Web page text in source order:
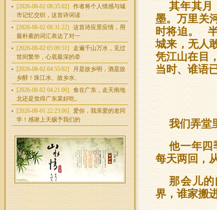
[2026-08-02 08:35:02]
作者将个人情感与城
市记忆交织，这首诗词读
[2026-08-02 08:31:22]
这首诗应景应情，用
最朴素的词汇表达了对一
[2026-08-02 05:09:51]
走遍千山万水，见过
世间繁华，心底最深的牵
[2026-08-02 04:55:02]
月是故乡明，酒是故
乡醇！珠江水、故乡水、
[2026-08-02 04:21:00]
食在广东，走天南地
北还是觉得广东菜好吃。
[2026-08-01 22:23:06]
爱你，我亲爱的老同
学！感谢上天赐予我们的
其年其月
墨。万里关
时将迫。
城来，无人
凭江山在目
当时、谁语
我们弄堂
他一年四
每天两回，
那会儿
界，谁家搬